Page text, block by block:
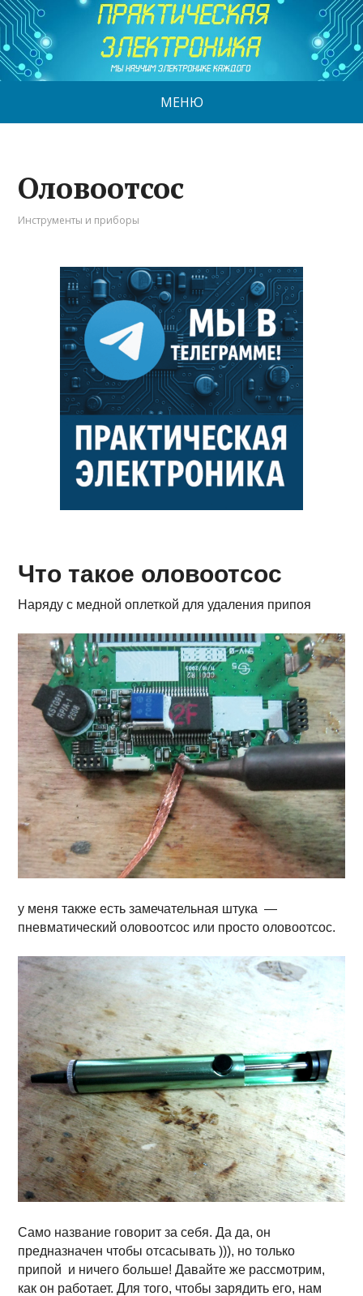
МЕНЮ
Оловоотсос
Инструменты и приборы
Что такое оловоотсос
Наряду с медной оплеткой для удаления припоя
у меня также есть замечательная штука —
пневматический оловоотсос или просто оловоотсос.
Само название говорит за себя. Да да, он
предназначен чтобы отсасывать ))), но только
припой и ничего больше! Давайте же рассмотрим,
как он работает. Для того, чтобы зарядить его, нам